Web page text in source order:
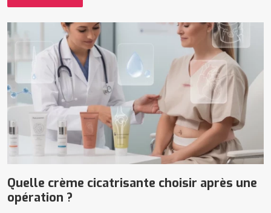
Quelle crème cicatrisante choisir après une
opération ?